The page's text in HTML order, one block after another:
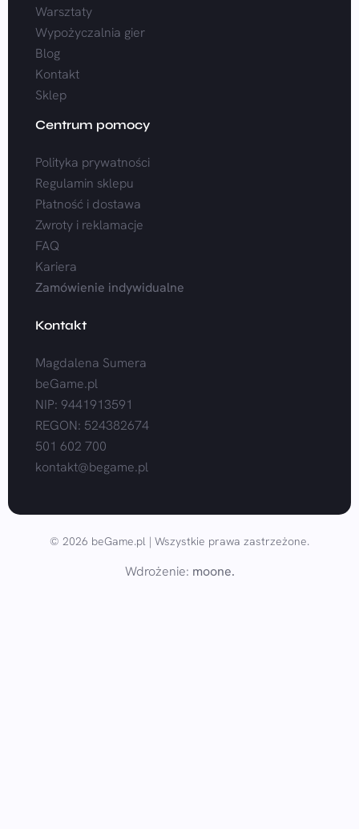
Warsztaty
Wypożyczalnia gier
Blog
Kontakt
Sklep
Centrum pomocy
Polityka prywatności
Regulamin sklepu
Płatność i dostawa
Zwroty i reklamacje
FAQ
Kariera
Zamówienie indywidualne
Kontakt
Magdalena Sumera
beGame.pl
NIP: 9441913591
REGON: 524382674
501 602 700
kontakt@begame.pl
© 2026 beGame.pl | Wszystkie prawa zastrzeżone.
Wdrożenie: moone.